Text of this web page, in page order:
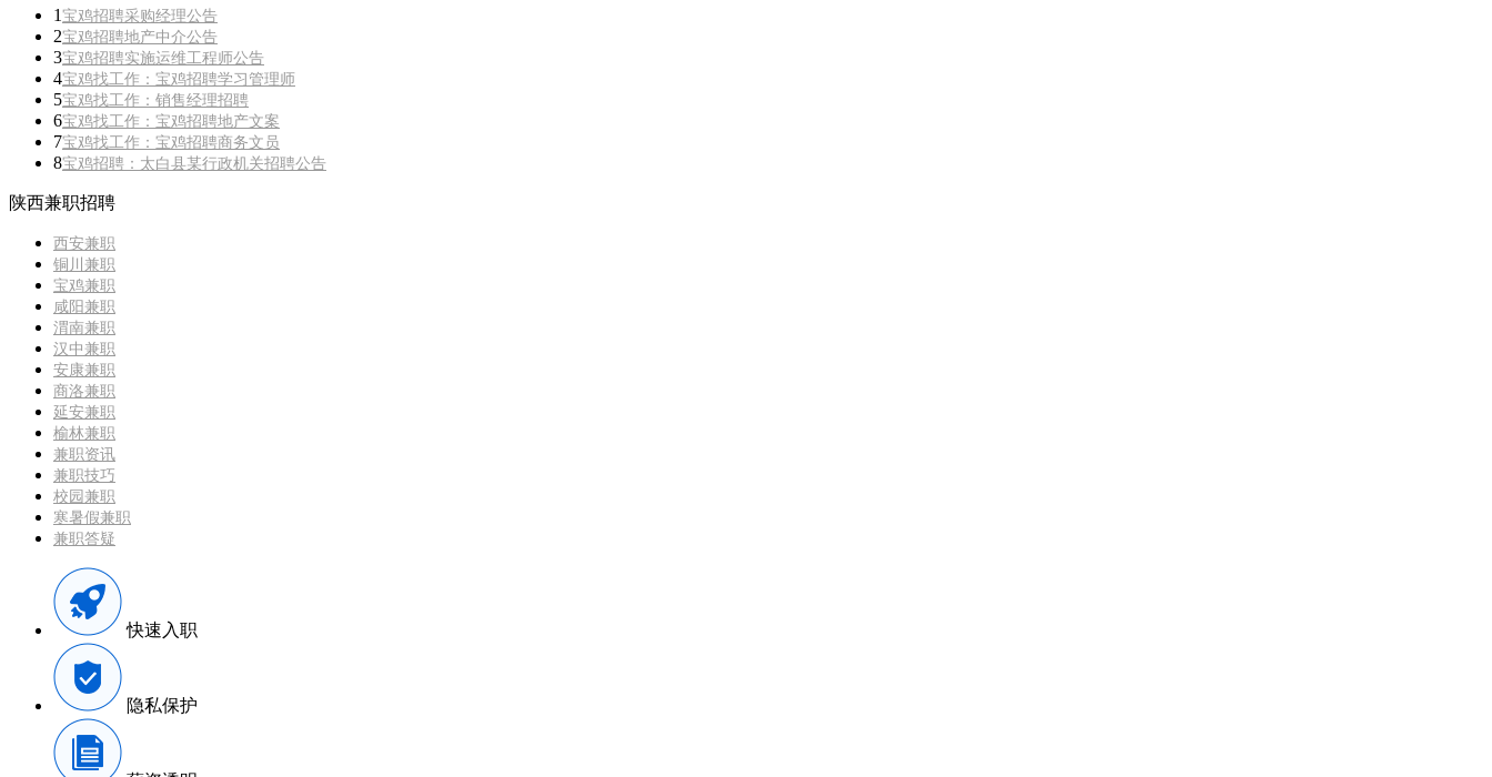
1 宝鸡招聘采购经理公告
2宝鸡招聘地产中介公告
3宝鸡招聘实施运维工程师公告
4宝鸡找工作：宝鸡招聘学习管理师
5宝鸡找工作：销售经理招聘
6宝鸡找工作：宝鸡招聘地产文案
7宝鸡找工作：宝鸡招聘商务文员
8宝鸡招聘：太白县某行政机关招聘公告
陕西兼职招聘
西安兼职
铜川兼职
宝鸡兼职
咸阳兼职
渭南兼职
汉中兼职
安康兼职
商洛兼职
延安兼职
榆林兼职
兼职资讯
兼职技巧
校园兼职
寒暑假兼职
兼职答疑
快速入职
隐私保护